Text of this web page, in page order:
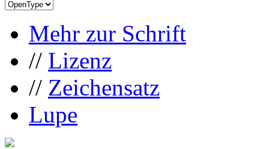
Mehr zur Schrift
// Lizenz
// Zeichensatz
Lupe